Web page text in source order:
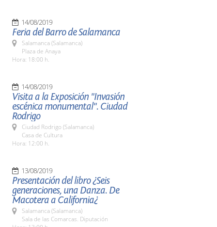
14/08/2019
Feria del Barro de Salamanca
Salamanca (Salamanca)
Plaza de Anaya
Hora: 18:00 h.
14/08/2019
Visita a la Exposición "Invasión
escénica monumental". Ciudad
Rodrigo
Ciudad Rodrigo (Salamanca)
Casa de Cultura
Hora: 12:00 h.
13/08/2019
Presentación del libro ¿Seis
generaciones, una Danza. De
Macotera a California¿
Salamanca (Salamanca)
Sala de las Comarcas. Diputación